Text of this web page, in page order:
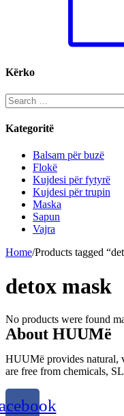
Kërko
Search
for:
Kategoritë
Balsam për buzë
Flokë
Kujdesi për fytyrë
Kujdesi për trupin
Maska
Sapun
Vajra
Home/Products tagged
detox mask
No products were found
About HUUMë
HUUMë provides natural,
are free from chemicals,